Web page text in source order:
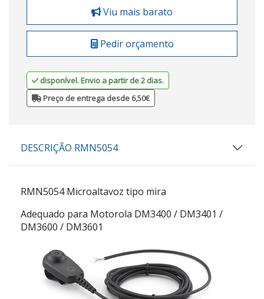
Viu mais barato
Pedir orçamento
disponível. Envio a partir de 2 dias.
Preço de entrega desde 6,50€
DESCRIÇÃO RMN5054
RMN5054Microaltavoz tipo mira
Adequado para Motorola DM3400 / DM3401 /
DM3600 / DM3601